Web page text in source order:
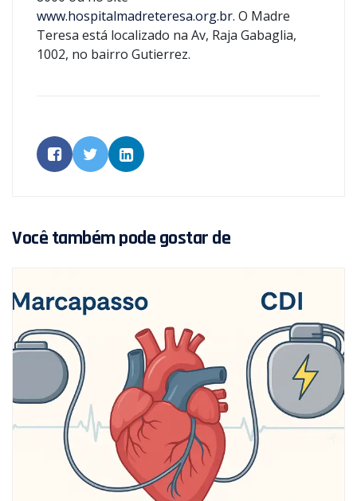
www.hospitalmadreteresa.org.br. O Madre
Teresa está localizado na Av, Raja Gabaglia,
1002, no bairro Gutierrez.
Você também pode gostar de